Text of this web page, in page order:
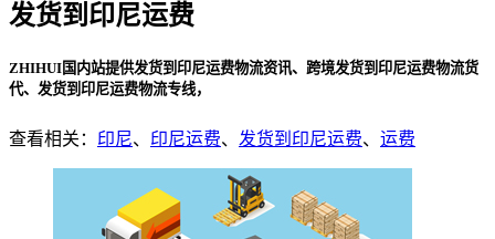
发货到印尼运费
ZHIHUI国内站提供发货到印尼运费物流资讯、跨境发货到印尼运费物流货
代、发货到印尼运费物流专线，
查看相关： 印尼、 印尼运费、 发货到印尼运费、 运费